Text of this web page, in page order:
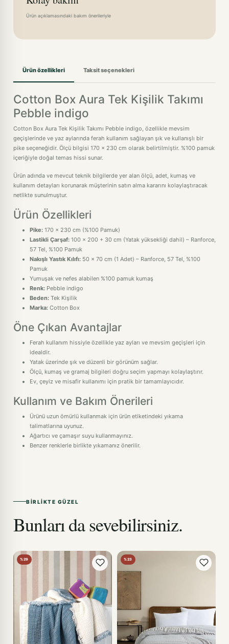
Ürün açıklamasındaki bakım önerileriyle
Ürün özellikleri Taksit seçenekleri
Cotton Box Aura Tek Kişilik Takımı
Pebble indigo
Cotton Box Aura Tek Kişilik Takımı Pebble indigo, özellikle mevsim
geçişlerinde ve yaz aylarında ferah kullanım sağlayan şık ve kullanışlı bir
pike seçeneğidir. Ölçü bilgisi 170 x 230 cm olarak belirtilmiştir. %100 pamuk
içeriğiyle doğal temas hissi sunar.
Ürün adında ve mevcut teknik bilgilerde yer alan ölçü, adet, kumaş ve
kullanım detayları korunarak müşterinin satın alma kararını kolaylaştıracak
netlikte sunulmuştur.
Ürün Özellikleri
Pike: 170 x 230 cm (%100 Pamuk)
Lastikli Çarşaf: 100 x 200 + 30 cm (Yatak yüksekliği dahil) – Ranforce,
57 Tel, %100 Pamuk
Nakışlı Yastık Kılıfı: 50 x 70 cm (1 Adet) – Ranforce, 57 Tel, %100
Pamuk
Yumuşak ve nefes alabilen %100 pamuk kumaş
Renk: Pebble indigo
Beden: Tek Kişilik
Marka: Cotton Box
Öne Çıkan Avantajlar
Ferah kullanım hissiyle özellikle yaz ayları ve mevsim geçişleri için
idealdir.
Yatak üzerinde şık ve düzenli bir görünüm sağlar.
Ölçü, kumaş ve gramaj bilgileri doğru seçim yapmayı kolaylaştırır.
Ev, çeyiz ve misafir kullanımı için pratik bir tamamlayıcıdır.
Kullanım ve Bakım Önerileri
Ürünü uzun ömürlü kullanmak için ürün etiketindeki yıkama
talimatlarına uyunuz.
Ağartıcı ve çamaşır suyu kullanmayınız.
Benzer renklerle birlikte yıkamanız önerilir.
BIRLIKTE GÜZEL
Bunları da sevebilirsiniz.
%29 %23